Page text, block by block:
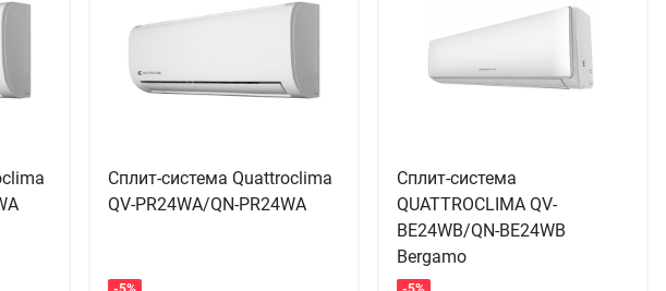
Сплит-система Quattroclima
QV-PR24WA/QN-PR24WA
Сплит-система
QUATTROCLIMA QV-
BE24WB/QN-BE24WB
Bergamo